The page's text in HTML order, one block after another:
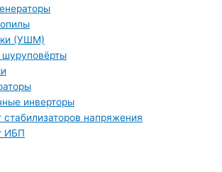
(УШМ)
инверторы
стабилизаторов напряжения
ИБП